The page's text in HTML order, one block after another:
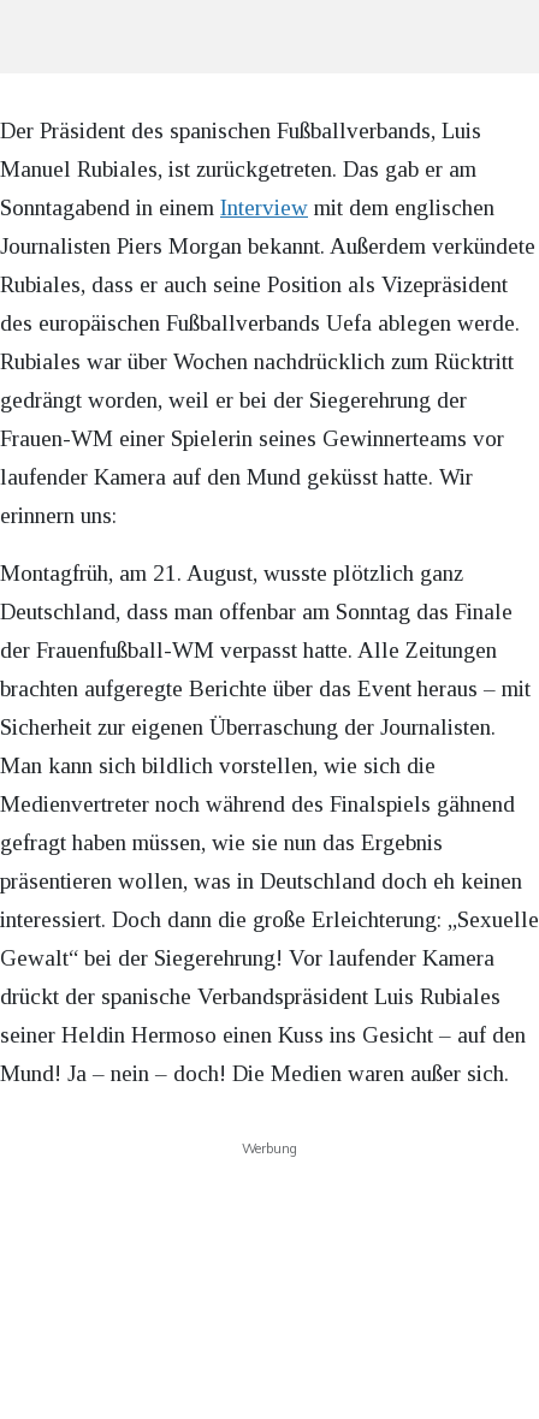
Der Präsident des spanischen Fußballverbands, Luis
Manuel Rubiales, ist zurückgetreten. Das gab er am
Sonntagabend in einem Interview mit dem englischen
Journalisten Piers Morgan bekannt. Außerdem verkündete
Rubiales, dass er auch seine Position als Vizepräsident
des europäischen Fußballverbands Uefa ablegen werde.
Rubiales war über Wochen nachdrücklich zum Rücktritt
gedrängt worden, weil er bei der Siegerehrung der
Frauen-WM einer Spielerin seines Gewinnerteams vor
laufender Kamera auf den Mund geküsst hatte. Wir
erinnern uns:
Montagfrüh, am 21. August, wusste plötzlich ganz
Deutschland, dass man offenbar am Sonntag das Finale
der Frauenfußball-WM verpasst hatte. Alle Zeitungen
brachten aufgeregte Berichte über das Event heraus – mit
Sicherheit zur eigenen Überraschung der Journalisten.
Man kann sich bildlich vorstellen, wie sich die
Medienvertreter noch während des Finalspiels gähnend
gefragt haben müssen, wie sie nun das Ergebnis
präsentieren wollen, was in Deutschland doch eh keinen
interessiert. Doch dann die große Erleichterung: „Sexuelle
Gewalt“ bei der Siegerehrung! Vor laufender Kamera
drückt der spanische Verbandspräsident Luis Rubiales
seiner Heldin Hermoso einen Kuss ins Gesicht – auf den
Mund! Ja – nein – doch! Die Medien waren außer sich.
Werbung